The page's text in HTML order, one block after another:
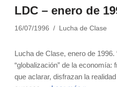
LDC – enero de
16/07/1996 Lucha de Clase
Lucha de Clase, enero de 1996.
“globalización” de la economía:
que aclarar, disfrazan la